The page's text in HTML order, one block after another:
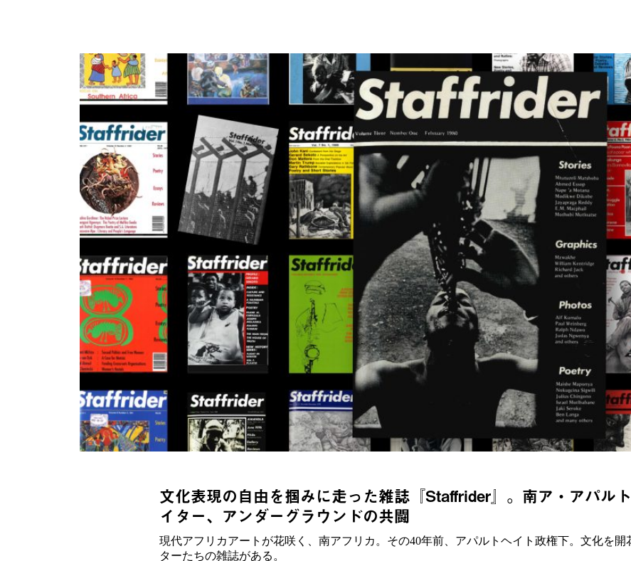
文化表現の自由を掴みに走った雑誌『Staffrider』。南ア・アパル
イター、アンダーグラウンドの共闘
現代アフリカアートが花咲く、南アフリカ。その40年前、アパルトヘイト政権下。文化を開
ターたちの雑誌がある。